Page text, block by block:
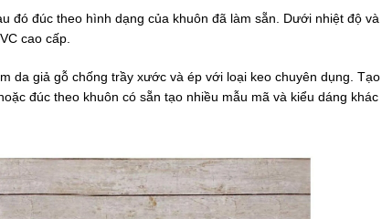
đó đúc theo hình dạng của khuôn đã làm sẵn. Dưới nhiệt độ và
cao cấp.
da giả gỗ chống trầy xước và ép với loại keo chuyên dụng. Tạo
đúc theo khuôn có sẵn tạo nhiều mẫu mã và kiểu dáng khác